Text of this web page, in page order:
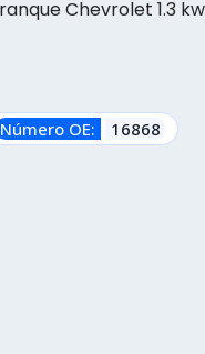
Número OE: 16868